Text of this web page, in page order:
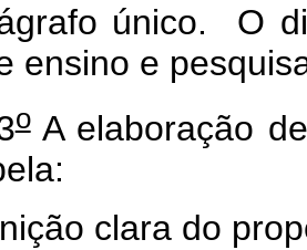
único. O
ensino e
oA elaboração
clara do